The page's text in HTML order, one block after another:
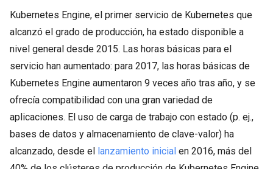
Kubernetes Engine, el primer servicio de Kubernetes que
alcanzó el grado de producción, ha estado disponible a
nivel general desde 2015. Las horas básicas para el
servicio han aumentado: para 2017, las horas básicas de
Kubernetes Engine aumentaron 9 veces año tras año, y se
ofrecía compatibilidad con una gran variedad de
aplicaciones. El uso de carga de trabajo con estado (p. ej.,
bases de datos y almacenamiento de clave-valor) ha
alcanzado, desde el
lanzamiento inicial en 2016, más del